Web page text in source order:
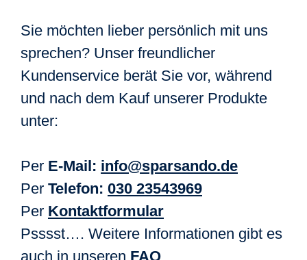
Sie möchten lieber persönlich mit uns
sprechen? Unser freundlicher
Kundenservice berät Sie vor, während
und nach dem Kauf unserer Produkte
unter:
Per E-Mail: info@sparsando.de
Per Telefon: 030 23543969
Per Kontaktformular
Psssst…. Weitere Informationen gibt es
auch in unseren FAQ